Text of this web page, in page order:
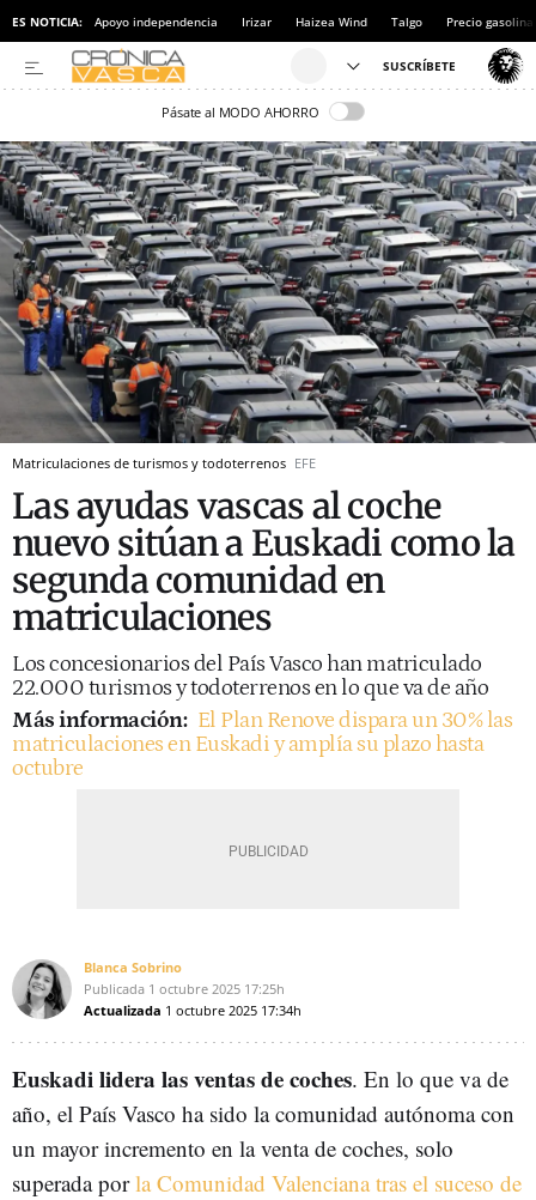
ES NOTICIA: Apoyo independencia Irizar Haizea Wind Talgo Precio gasolina
Pásate al MODO AHORRO
Matriculaciones de turismos y todoterrenos EFE
Las ayudas vascas al coche
nuevo sitúan a Euskadi como la
segunda comunidad en
matriculaciones
Los concesionarios del País Vasco han matriculado
22.000 turismos y todoterrenos en lo que va de año
Más información: El Plan Renove dispara un 30% las
matriculaciones en Euskadi y amplía su plazo hasta
octubre
Blanca Sobrino
Publicada 1 octubre 2025 17:25h
Actualizada 1 octubre 2025 17:34h
Euskadi lidera las ventas de coches. En lo que va de
año, el País Vasco ha sido la comunidad autónoma con
un mayor incremento en la venta de coches, solo
superada porla Comunidad Valenciana tras el suceso de